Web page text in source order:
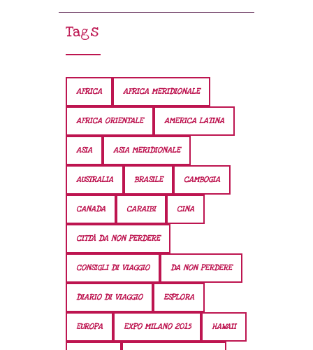
Tags
AFRICA AFRICA MERIDIONALE
AFRICA ORIENTALE AMERICA LATINA
ASIA ASIA MERIDIONALE
AUSTRALIA BRASILE CAMBOGIA
CANADA CARAIBI CINA
CITTÀ DA NON PERDERE
CONSIGLI DI VIAGGIO DA NON PERDERE
DIARIO DI VIAGGIO ESPLORA
EUROPA EXPO MILANO 2015 HAWAII